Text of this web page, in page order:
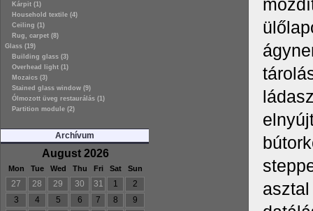
Kárpit (1)
Household textile (4)
Ceiling (1)
Rug, carpet (8)
Glass (19)
Building glass (3)
Overhead light (1)
Mozaics (3)
Stained glass window (9)
Ólmozott üveg restaurálás (1)
Partition module (2)
Archívum
August 2026
Mon Tue Wed Thu Fri Sat Sun
27 28 29 30 31 1
2
3
4 5 6 7 8
9